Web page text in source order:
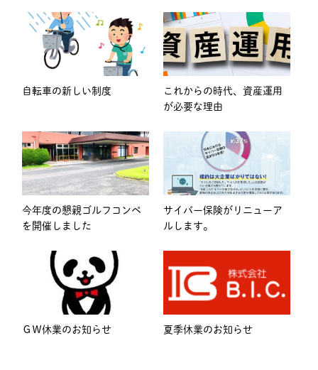
自転車の新しい制度
これからの時代、資産運用
が必要な理由
今年度の懇親ゴルフコンペ
を開催しました
サイバー保険がリニューア
ルします。
ＧＷ休業のお知らせ 夏季休業のお知らせ